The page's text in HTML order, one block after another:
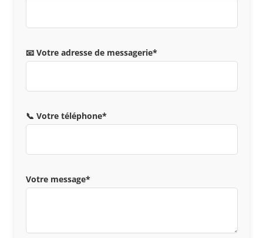
📧 Votre adresse de messagerie*
📞 Votre téléphone*
Votre message*